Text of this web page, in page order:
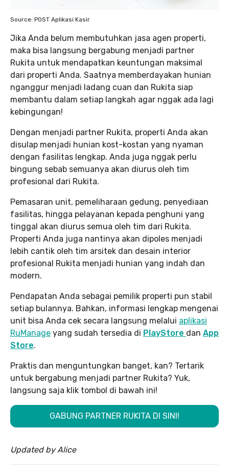
Source: POST Aplikasi Kasir
Jika Anda belum membutuhkan jasa agen properti,
maka bisa langsung bergabung menjadi partner
Rukita untuk mendapatkan keuntungan maksimal
dari properti Anda. Saatnya memberdayakan hunian
nganggur menjadi ladang cuan dan Rukita siap
membantu dalam setiap langkah agar nggak ada lagi
kebingungan!
Dengan menjadi partner Rukita, properti Anda akan
disulap menjadi hunian kost-kostan yang nyaman
dengan fasilitas lengkap. Anda juga nggak perlu
bingung sebab semuanya akan diurus oleh tim
profesional dari Rukita.
Pemasaran unit, pemeliharaan gedung, penyediaan
fasilitas, hingga pelayanan kepada penghuni yang
tinggal akan diurus semua oleh tim dari Rukita.
Properti Anda juga nantinya akan dipoles menjadi
lebih cantik oleh tim arsitek dan desain interior
profesional Rukita menjadi hunian yang indah dan
modern.
Pendapatan Anda sebagai pemilik properti pun stabil
setiap bulannya. Bahkan, informasi lengkap mengenai
unit bisa Anda cek secara langsung melalui aplikasi
RuManage yang sudah tersedia di PlayStore dan App
Store.
Praktis dan menguntungkan banget, kan? Tertarik
untuk bergabung menjadi partner Rukita? Yuk,
langsung saja klik tombol di bawah ini!
GABUNG PARTNER RUKITA DI SINI!
Updated by Alice